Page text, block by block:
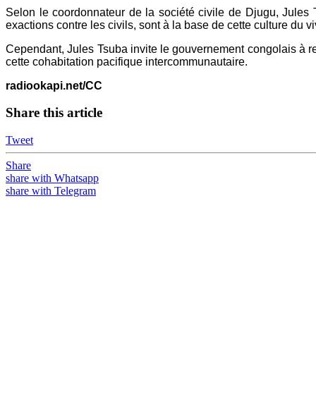
Selon le coordonnateur de la société civile de Djugu, Jules
exactions contre les civils, sont à la base de cette culture du
Cependant, Jules Tsuba invite le gouvernement congolais à
cette cohabitation pacifique intercommunautaire.
radiookapi.net/CC
Share this article
Tweet
Share
share with Whatsapp
share with Telegram